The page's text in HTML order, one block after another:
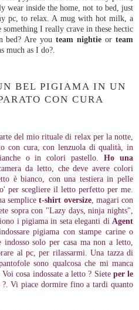
wear inside the home, not to bed, just
pc, to relax. A mug with hot milk, a
I really crave in these hectic
bed? Are youteam nightie orteam
much as I do?.
BEL PIGIAMA IN UN
CON CURA
del mio rituale di relax per la notte,
con cura, con lenzuola di qualità, in
o in colori pastello.Ho una
da letto, che deve avere colori
è bianco, con una testiera in pelle
per scegliere il letto perfetto per me.
semplicet-shirt oversize, magari con
sopra con "Lazy days, ninja nights",
i pigiama in seta eleganti di Agent
pigiama con stampe carine o
solo per casa ma non a letto,
al pc, per rilassarmi. Una tazza di
sono qualcosa che mi manca
cosa indossate a letto ? Siete per le
Vi piace dormire fino a tardi quanto